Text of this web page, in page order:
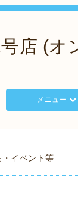
店 (オ
メニュー
イベント等